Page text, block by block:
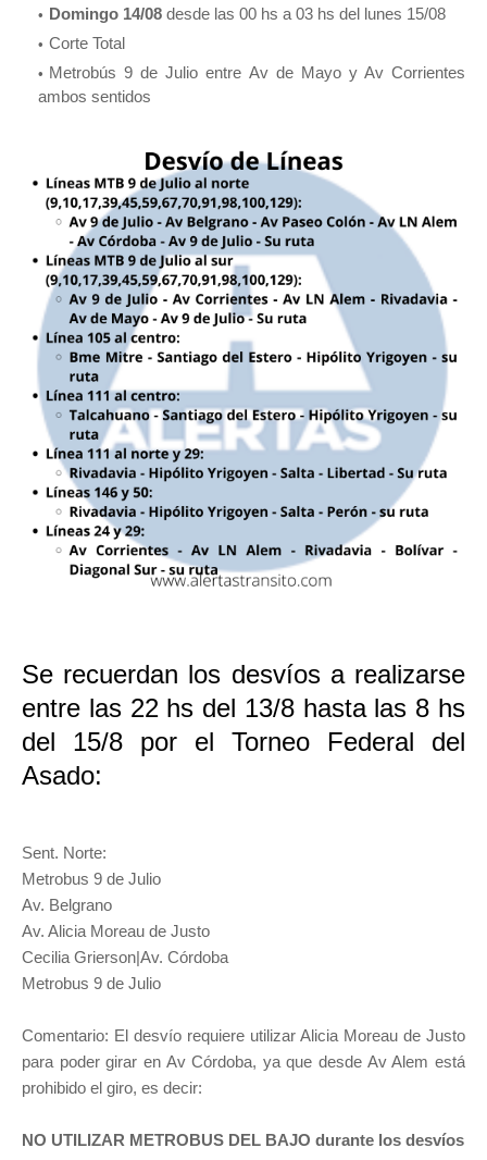
Domingo 14/08 desde las 00 hs a 03 hs del lunes 15/08
Corte Total
Metrobús 9 de Julio entre Av de Mayo y Av Corrientes
ambos sentidos
Se recuerdan los desvíos a realizarse
entre las 22 hs del 13/8 hasta las 8 hs
del 15/8 por el Torneo Federal del
Asado:
Sent. Norte:
Metrobus 9 de Julio
Av. Belgrano
Av. Alicia Moreau de Justo
Cecilia Grierson|Av. Córdoba
Metrobus 9 de Julio
Comentario: El desvío requiere utilizar Alicia Moreau de Justo
para poder girar en Av Córdoba, ya que desde Av Alem está
prohibido el giro, es decir:
NO UTILIZAR METROBUS DEL BAJO durante los desvíos